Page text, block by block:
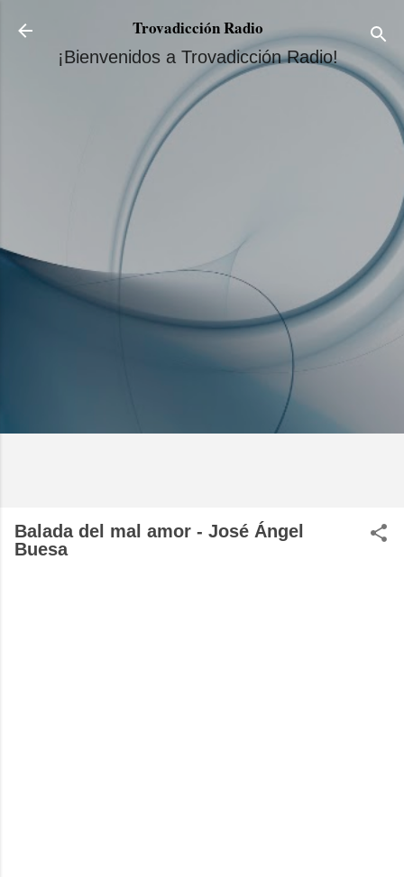
Ir al contenido principal
Trovadicción Radio
¡Bienvenidos a Trovadicción Radio!
Balada del mal amor - José Ángel
Buesa